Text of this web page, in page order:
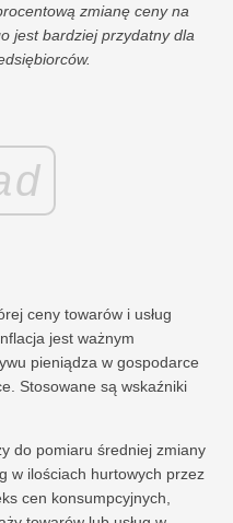
zmianę ceny na
jest bardziej przydatny dla
ceny towarów i usług
jest ważnym
pieniądza w gospodarce
Stosowane są wskaźniki
do pomiaru średniej zmiany
w ilościach hurtowych przez
cen konsumpcyjnych,